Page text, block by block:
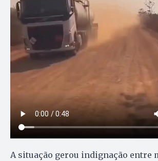
A situação gerou indignação entre